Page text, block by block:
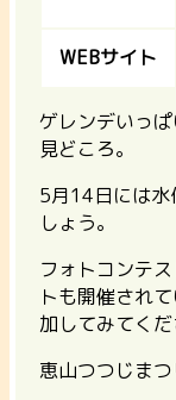
WEBサイト
ゲレンデいっ
見どころ。
5月14日には水
しょう。
フォトコンテ
トも開催され
加してみてくだ
恵山つつじま